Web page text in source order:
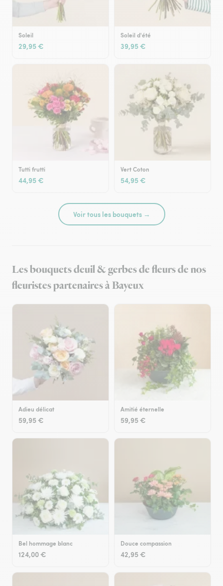
Soleil
29,95 €
Soleil d'été
39,95 €
Tutti frutti
44,95 €
Vert Coton
54,95 €
Voir tous les bouquets →
Les bouquets deuil & gerbes de fleurs de nos
fleuristes partenaires à Bayeux
Adieu délicat
59,95 €
Amitié éternelle
59,95 €
Bel hommage blanc
124,00 €
Douce compassion
42,95 €